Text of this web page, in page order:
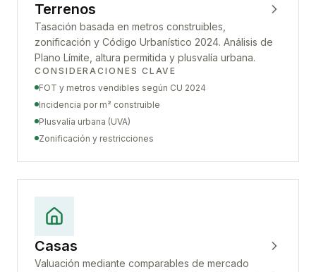
Terrenos
Tasación basada en metros construibles,
zonificación y Código Urbanístico 2024. Análisis de
Plano Límite, altura permitida y plusvalía urbana.
CONSIDERACIONES CLAVE
FOT y metros vendibles según CU 2024
Incidencia por m² construible
Plusvalía urbana (UVA)
Zonificación y restricciones
Casas
Valuación mediante comparables de mercado